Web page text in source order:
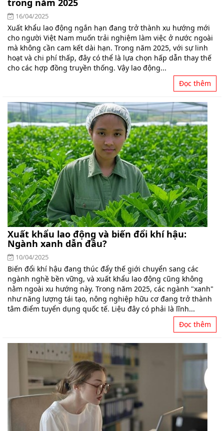
trong năm 2025
16/04/2025
Xuất khẩu lao động ngắn hạn đang trở thành xu hướng mới
cho người Việt Nam muốn trải nghiệm làm việc ở nước ngoài
mà không cần cam kết dài hạn. Trong năm 2025, với sự linh
hoạt và chi phí thấp, đây có thể là lựa chọn hấp dẫn thay thế
cho các hợp đồng truyền thống. Vậy lao động...
Đọc thêm
Xuất khẩu lao động và biến đổi khí hậu:
Ngành xanh dẫn đầu?
10/04/2025
Biến đổi khí hậu đang thúc đẩy thế giới chuyển sang các
ngành nghề bền vững, và xuất khẩu lao động cũng không
nằm ngoài xu hướng này. Trong năm 2025, các ngành "xanh"
như năng lượng tái tạo, nông nghiệp hữu cơ đang trở thành
tâm điểm tuyển dụng quốc tế. Liệu đây có phải là lĩnh...
Đọc thêm